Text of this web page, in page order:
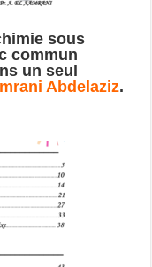
sous
commun
un seul
Abdelaziz.